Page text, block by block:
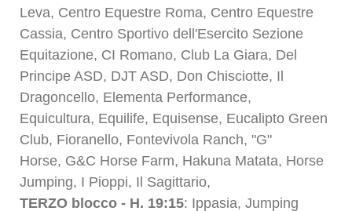
Leva, Centro Equestre Roma, Centro Equestre
Cassia, Centro Sportivo dell'Esercito Sezione
Equitazione, CI Romano, Club La Giara, Del
Principe ASD, DJT ASD, Don Chisciotte, Il
Dragoncello, Elementa Performance,
Equicultura, Equilife, Equisense, Eucalipto Green
Club, Fioranello, Fontevivola Ranch, "G"
Horse, G&C Horse Farm, Hakuna Matata, Horse
Jumping, I Pioppi, Il Sagittario,
TERZO blocco - H. 19:15: Ippasia, Jumping